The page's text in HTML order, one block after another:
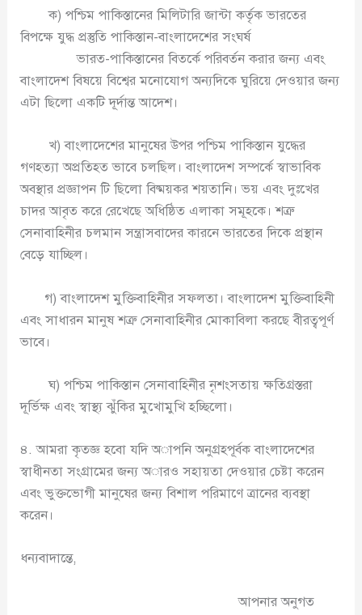
ক) পশ্চিম পাকিস্তানের মিলিটারি জান্টা কর্তৃক ভারতের
বিপক্ষে যুদ্ধ প্রস্তুতি পাকিস্তান-বাংলাদেশের সংঘর্ষ
ভারত-পাকিস্তানের বিতর্কে পরিবর্তন করার জন্য এবং
বাংলাদেশ বিষয়ে বিশ্বের মনোযোগ অন্যদিকে ঘুরিয়ে দেওয়ার জন্য
এটা ছিলো একটি দূর্দান্ত আদেশ।
খ) বাংলাদেশের মানুষের উপর পশ্চিম পাকিস্তান যুদ্ধের
গণহত্যা অপ্রতিহত ভাবে চলছিল। বাংলাদেশ সম্পর্কে স্বাভাবিক
অবস্থার প্রজ্ঞাপন টি ছিলো বিষ্ময়কর শয়তানি। ভয় এবং দুঃখের
চাদর আবৃত করে রেখেছে অধিষ্ঠিত এলাকা সমূহকে। শত্রু
সেনাবাহিনীর চলমান সন্ত্রাসবাদের কারনে ভারতের দিকে প্রস্থান
বেড়ে যাচ্ছিল।
গ) বাংলাদেশ মুক্তিবাহিনীর সফলতা। বাংলাদেশ মুক্তিবাহিনী
এবং সাধারন মানুষ শত্রু সেনাবাহিনীর মোকাবিলা করছে বীরত্বপূর্ণ
ভাবে।
ঘ) পশ্চিম পাকিস্তান সেনাবাহিনীর নৃশংসতায় ক্ষতিগ্রস্তরা
দূর্ভিক্ষ এবং স্বাস্থ্য ঝুঁকির মুখোমুখি হচ্ছিলো।
৪. আমরা কৃতজ্ঞ হবো যদি অাপনি অনুগ্রহপূর্বক বাংলাদেশের
স্বাধীনতা সংগ্রামের জন্য অারও সহায়তা দেওয়ার চেষ্টা করেন
এবং ভুক্তভোগী মানুষের জন্য বিশাল পরিমাণে ত্রানের ব্যবস্থা
করেন।
ধন্যবাদান্তে,
আপনার অনুগত